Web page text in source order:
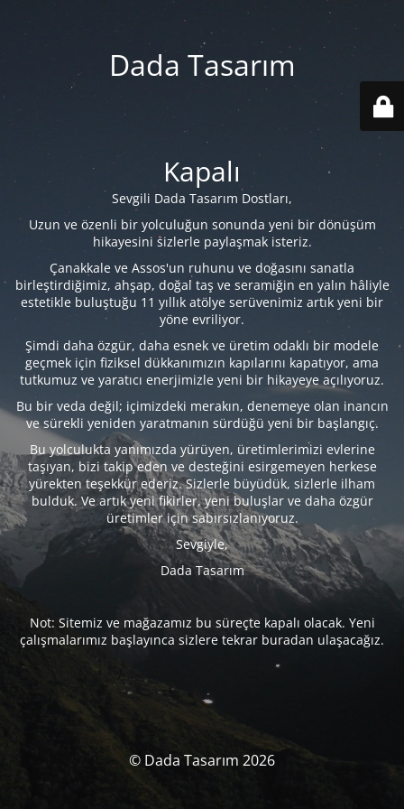
Dada Tasarım
Kapalı
Sevgili Dada Tasarım Dostları,
Uzun ve özenli bir yolculuğun sonunda yeni bir dönüşüm
hikayesini sizlerle paylaşmak isteriz.
Çanakkale ve Assos'un ruhunu ve doğasını sanatla
birleştirdiğimiz, ahşap, doğal taş ve seramiğin en yalın hâliyle
estetikle buluştuğu 11 yıllık atölye serüvenimiz artık yeni bir
yöne evriliyor.
Şimdi daha özgür, daha esnek ve üretim odaklı bir modele
geçmek için fiziksel dükkanımızın kapılarını kapatıyor, ama
tutkumuz ve yaratıcı enerjimizle yeni bir hikayeye açılıyoruz.
Bu bir veda değil; içimizdeki merakın, denemeye olan inancın
ve sürekli yeniden yaratmanın sürdüğü yeni bir başlangıç.
Bu yolculukta yanımızda yürüyen, üretimlerimizi evlerine
taşıyan, bizi takip eden ve desteğini esirgemeyen herkese
yürekten teşekkür ederiz. Sizlerle büyüdük, sizlerle ilham
bulduk. Ve artık yeni fikirler, yeni buluşlar ve daha özgür
üretimler için sabırsızlanıyoruz.
Sevgiyle,
Dada Tasarım
Not: Sitemiz ve mağazamız bu süreçte kapalı olacak. Yeni
çalışmalarımız başlayınca sizlere tekrar buradan ulaşacağız.
© Dada Tasarım 2026